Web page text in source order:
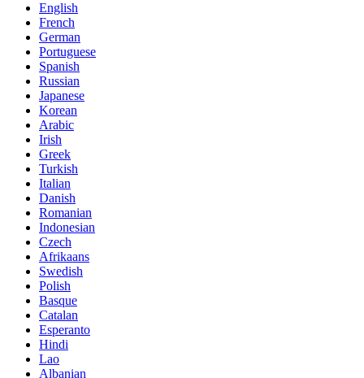
English
French
German
Portuguese
Spanish
Russian
Japanese
Korean
Arabic
Irish
Greek
Turkish
Italian
Danish
Romanian
Indonesian
Czech
Afrikaans
Swedish
Polish
Basque
Catalan
Esperanto
Hindi
Lao
Albanian